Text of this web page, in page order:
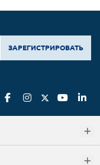
ЗАРЕГИСТРИРОВАТЬ